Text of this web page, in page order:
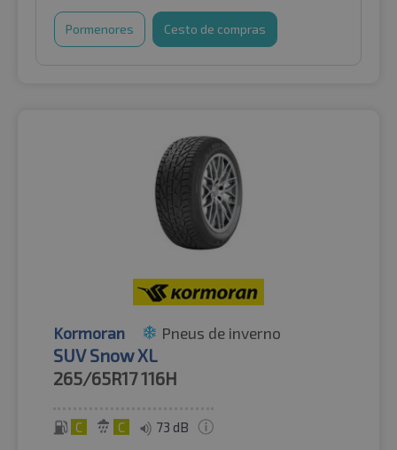
Pormenores Cesto de compras
Kormoran Pneus de inverno
SUV Snow XL
265/65R17116H
C C 73 dB